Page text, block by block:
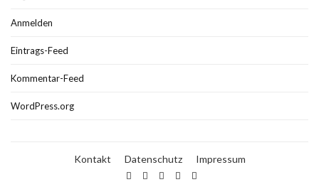
Anmelden
Eintrags-Feed
Kommentar-Feed
WordPress.org
Kontakt Datenschutz Impressum